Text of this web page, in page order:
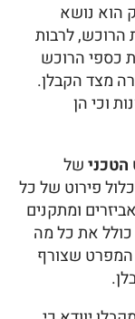
הוא נושא
הרוכש, לרבות
כספי הרוכש
מצד הקבלן.
וכי הן
של
פירוט של כל
ומתקנים
כולל את כל מה
המפרט שצורף